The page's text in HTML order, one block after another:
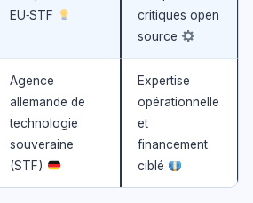
EU‑STF
critiques open
source
Agence
allemande de
technologie
souveraine
(STF)
Expertise
opérationnelle
et
financement
ciblé